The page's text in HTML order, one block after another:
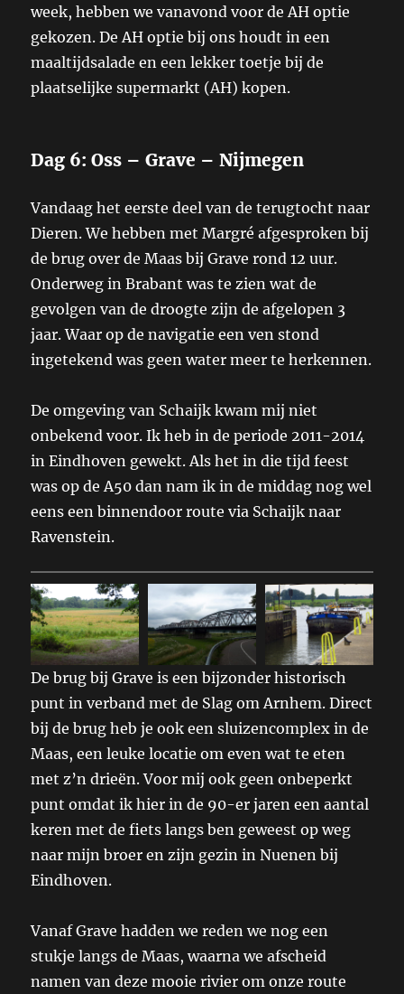
week, hebben we vanavond voor de AH optie
gekozen. De AH optie bij ons houdt in een
maaltijdsalade en een lekker toetje bij de
plaatselijke supermarkt (AH) kopen.
Dag 6: Oss – Grave – Nijmegen
Vandaag het eerste deel van de terugtocht naar
Dieren. We hebben met Margré afgesproken bij
de brug over de Maas bij Grave rond 12 uur.
Onderweg in Brabant was te zien wat de
gevolgen van de droogte zijn de afgelopen 3
jaar. Waar op de navigatie een ven stond
ingetekend was geen water meer te herkennen.
De omgeving van Schaijk kwam mij niet
onbekend voor. Ik heb in de periode 2011-2014
in Eindhoven gewekt. Als het in die tijd feest
was op de A50 dan nam ik in de middag nog wel
eens een binnendoor route via Schaijk naar
Ravenstein.
De brug bij Grave is een bijzonder historisch
punt in verband met de Slag om Arnhem. Direct
bij de brug heb je ook een sluizencomplex in de
Maas, een leuke locatie om even wat te eten
met z’n drieën. Voor mij ook geen onbeperkt
punt omdat ik hier in de 90-er jaren een aantal
keren met de fiets langs ben geweest op weg
naar mijn broer en zijn gezin in Nuenen bij
Eindhoven.
Vanaf Grave hadden we reden we nog een
stukje langs de Maas, waarna we afscheid
namen van deze mooie rivier om onze route